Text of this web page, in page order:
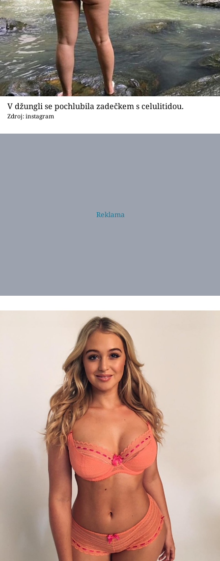
V džungli se pochlubila zadečkem s celulitidou.
Zdroj: instagram